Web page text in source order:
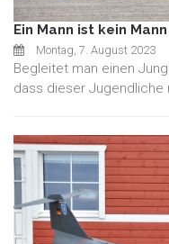
Ein Mann ist kein Mann
Montag, 7. August 2023
Begleitet man einen
dass dieser Jugendliche